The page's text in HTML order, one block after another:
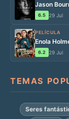
Jason
6.5 29 Jul
PELÍCULA
Enola
6.2 29 Jul
TEMAS
Seres